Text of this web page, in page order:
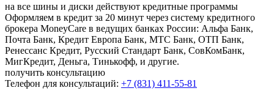
на все шины и диски действуют кредитные программы
Оформляем в кредит за 20 минут через систему кредитного
брокера MoneyCare в ведущих банках России: Альфа Банк,
Почта Банк, Кредит Европа Банк, МТС Банк, ОТП Банк,
Ренессанс Кредит, Русский Стандарт Банк, СовКомБанк,
МигКредит, Деньга, Тинькофф, и другие.
получить консультацию
Телефон для консультаций: +7 (831) 411-55-81